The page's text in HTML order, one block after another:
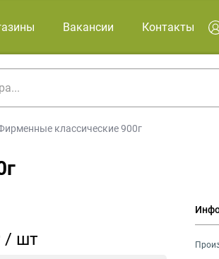
Вакансии Контакты
классические 900г
/ шт